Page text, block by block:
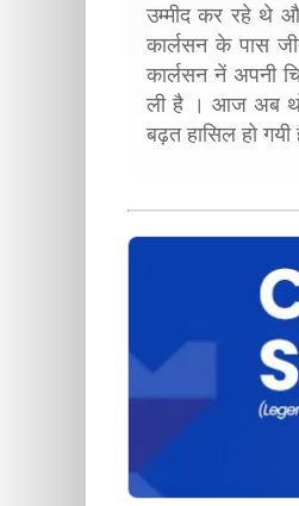
उम्मीद कर रहे थे
कार्लसन के पास
कार्लसन नें अपनी
ली है । आज अब
बढ़त हासिल हो